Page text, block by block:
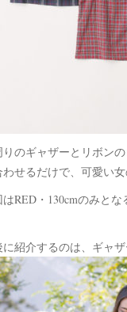
りのギャザーとリボン
わせるだけで、可愛い
RED・130cmのみと
紹介するのは、ギャザ